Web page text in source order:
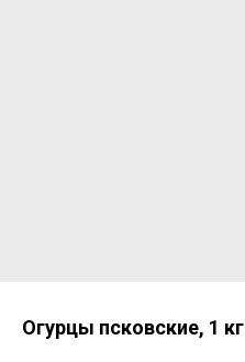
Огурцы псковские, 1 кг